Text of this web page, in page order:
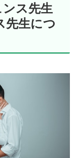
ス先生
先生につ